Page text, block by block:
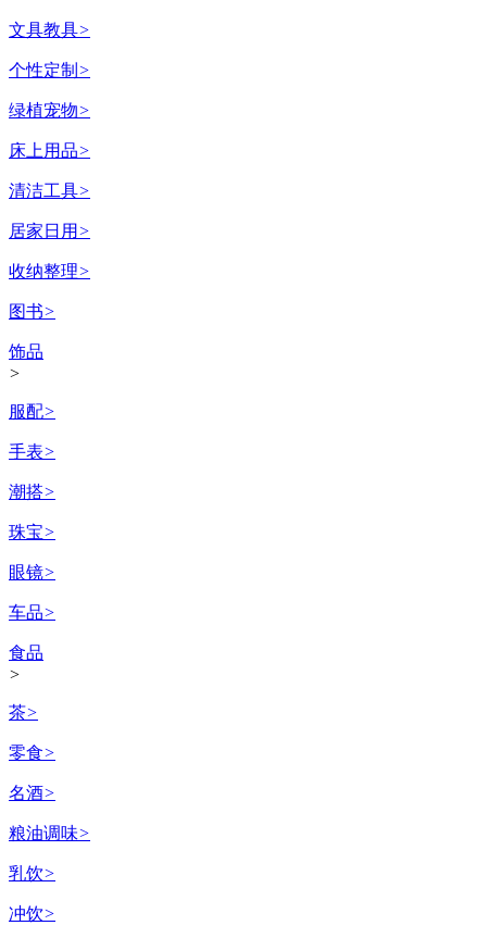
文具教具>
个性定制 >
绿植宠物>
床上用品>
清洁工具>
居家日用 >
收纳整理>
图书>
饰品
>
服配>
手表>
潮搭>
珠宝>
眼镜>
车品>
食品
>
茶>
零食>
名酒>
粮油调味>
乳饮>
冲饮>